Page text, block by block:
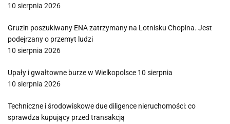
10 sierpnia 2026
Gruzin poszukiwany ENA zatrzymany na Lotnisku Chopina. Jest
podejrzany o przemyt ludzi
10 sierpnia 2026
Upały i gwałtowne burze w Wielkopolsce 10 sierpnia
10 sierpnia 2026
Techniczne i środowiskowe due diligence nieruchomości: co
sprawdza kupujący przed transakcją